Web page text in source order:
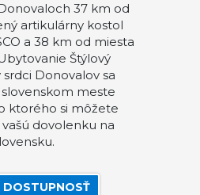
37 km od
artikulárny kostol
a 38 km od miesta
Štýlový
Donovalov sa
meste
ktorého si môžete
dovolenku na
DOSTUPNOSŤ